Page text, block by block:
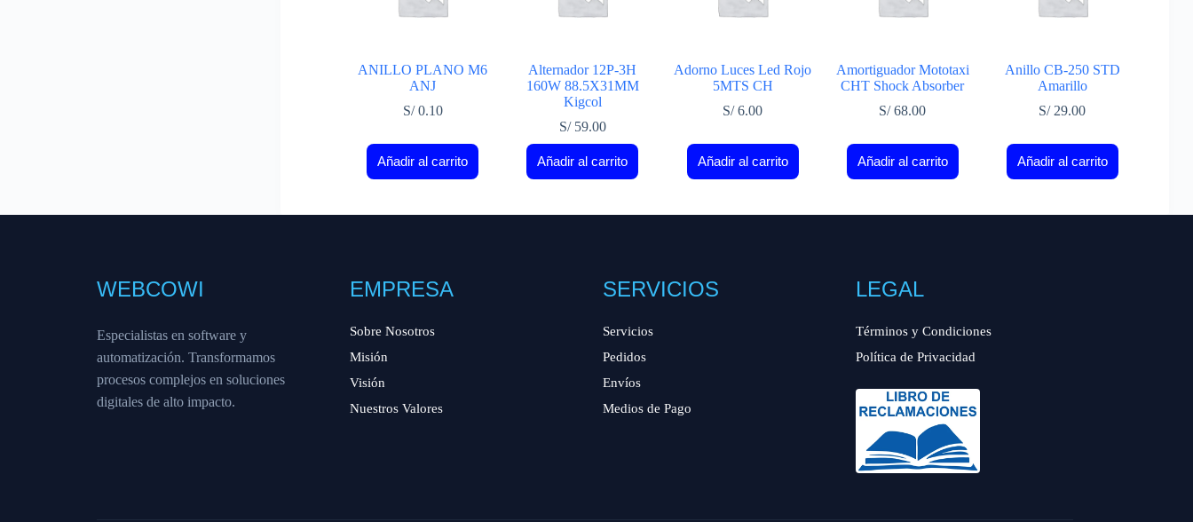
ANILLO PLANO M6
ANJ
S/0.10
Añadir al carrito
Alternador 12P-3H
160W 88.5X31MM
Kigcol
S/59.00
Añadir al carrito
Adorno Luces Led Rojo
5MTS CH
S/6.00
Añadir al carrito
Amortiguador Mototaxi
CHT Shock Absorber
S/68.00
Añadir al carrito
Anillo CB-250 STD
Amarillo
S/29.00
Añadir al carrito
WEBCOWI
Especialistas en software y
automatización. Transformamos
procesos complejos en soluciones
digitales de alto impacto.
EMPRESA
Sobre Nosotros
Misión
Visión
Nuestros Valores
SERVICIOS
Servicios
Pedidos
Envíos
Medios de Pago
LEGAL
Términos y Condiciones
Política de Privacidad